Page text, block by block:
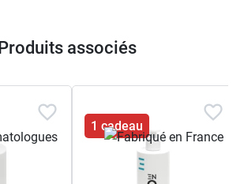
Produits associés
1 cadeau